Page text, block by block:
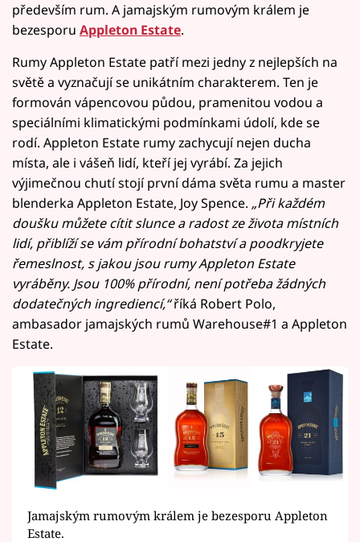
především rum. A jamajským rumovým králem je
bezesporu Appleton Estate.
Rumy Appleton Estate patří mezi jedny z nejlepších na
světě a vyznačují se unikátním charakterem. Ten je
formován vápencovou půdou, pramenitou vodou a
speciálními klimatickými podmínkami údolí, kde se
rodí. Appleton Estate rumy zachycují nejen ducha
místa, ale i vášeň lidí, kteří jej vyrábí. Za jejich
výjimečnou chutí stojí první dáma světa rumu a master
blenderka Appleton Estate, Joy Spence. „Při každém
doušku můžete cítit slunce a radost ze života místních
lidí, přiblíží se vám přírodní bohatství a poodkryjete
řemeslnost, s jakou jsou rumy Appleton Estate
vyráběny. Jsou 100% přírodní, není potřeba žádných
dodatečných ingrediencí,“říká Robert Polo,
ambasador jamajských rumů Warehouse#1 a Appleton
Estate.
Jamajským rumovým králem je bezesporu Appleton
Estate.